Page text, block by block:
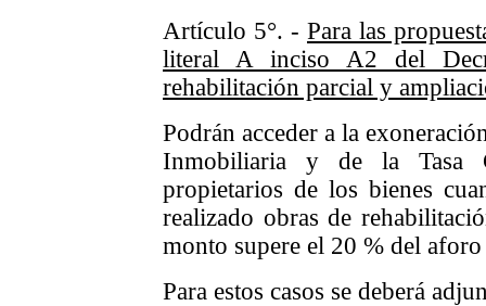
Artículo 5°. - Para las
literal A inciso A2 del
rehabilitación parcial y
Podrán acceder a la
Inmobiliaria y de la Tasa
propietarios de los bienes
realizado obras de
monto supere el 20 % del
Para estos casos se deberá